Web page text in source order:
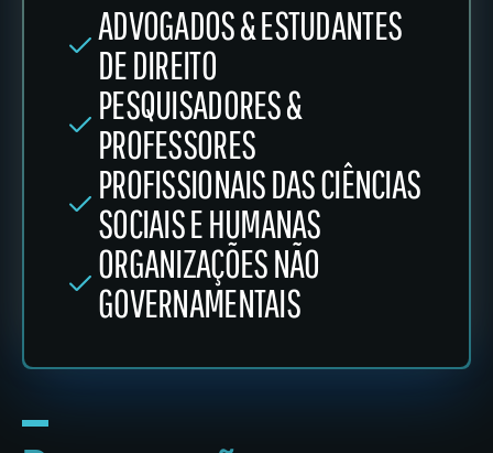
ADVOGADOS & ESTUDANTES
DE DIREITO
PESQUISADORES &
PROFESSORES
PROFISSIONAIS DAS CIÊNCIAS
SOCIAIS E HUMANAS
ORGANIZAÇÕES NÃO
GOVERNAMENTAIS